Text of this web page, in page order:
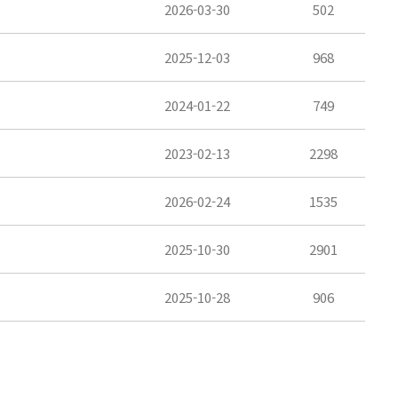
2026-03-30 502
2025-12-03 968
2024-01-22 749
2023-02-13 2298
2026-02-24 1535
2025-10-30 2901
2025-10-28 906